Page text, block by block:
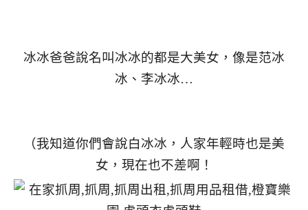
冰冰爸爸說名叫冰冰的都是大美女，像是范冰
冰、李冰冰…
（我知道你們會說白冰冰，人家年輕時也是美
女，現在也不差啊！